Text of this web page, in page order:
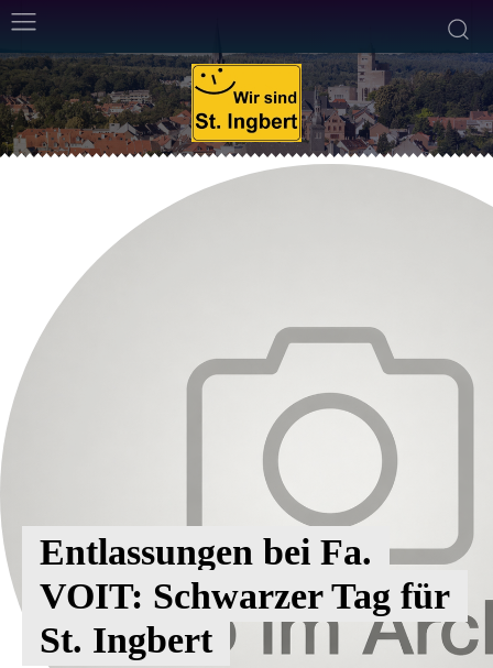
Entlassungen bei Fa.
VOIT: Schwarzer Tag für
St. Ingbert